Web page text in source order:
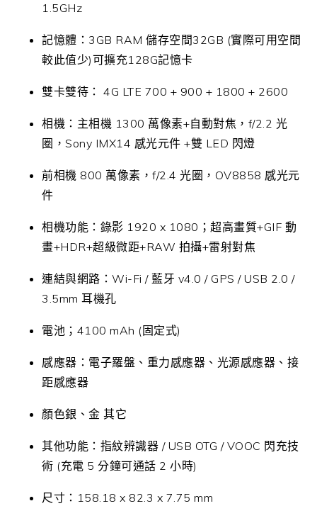
1.5GHz
記憶體：3GB RAM 儲存空間32GB (實際可用空間
較此值少)可擴充128G記憶卡
雙卡雙待： 4G LTE 700 + 900 + 1800 + 2600
相機：主相機 1300 萬像素+自動對焦，f/2.2 光
圈，Sony IMX14 感光元件 +雙 LED 閃燈
前相機 800 萬像素，f/2.4 光圈，OV8858 感光元
件
相機功能：錄影 1920 x 1080；超高畫質+GIF 動
畫+HDR+超級微距+RAW 拍攝+雷射對焦
連結與網路：Wi-Fi / 藍牙 v4.0 / GPS / USB 2.0 /
3.5mm 耳機孔
電池；4100 mAh (固定式)
感應器：電子羅盤、重力感應器、光源感應器、接
距感應器
顏色銀、金 其它
其他功能：指紋辨識器 / USB OTG / VOOC 閃充技
術 (充電 5 分鐘可通話 2 小時)
尺寸：158.18 x 82.3 x 7.75 mm